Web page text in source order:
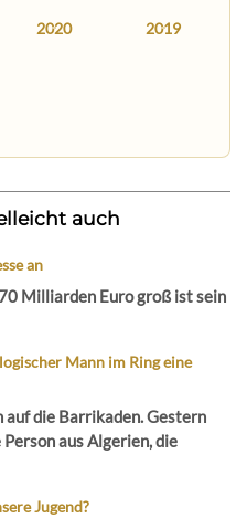
2020 2019
auch
an
Milliarden Euro groß ist sein
Mann im Ring eine
die Barrikaden. Gestern
aus Algerien, die
Jugend?